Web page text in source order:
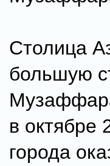
Столица
большую
в октябре
города